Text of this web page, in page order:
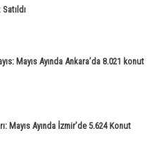
Mayıs Ayında Ankara’da 8.021 konut
Mayıs Ayında İzmir’de 5.624 Konut